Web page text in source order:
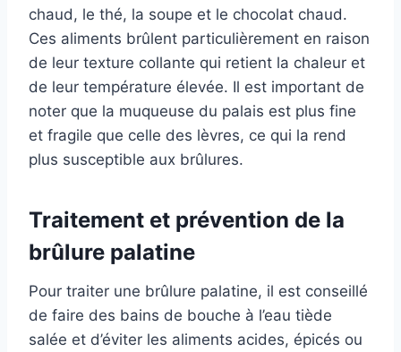
chaud, le thé, la soupe et le chocolat chaud.
Ces aliments brûlent particulièrement en raison
de leur texture collante qui retient la chaleur et
de leur température élevée. Il est important de
noter que la muqueuse du palais est plus fine
et fragile que celle des lèvres, ce qui la rend
plus susceptible aux brûlures.
Traitement et prévention de la
brûlure palatine
Pour traiter une brûlure palatine, il est conseillé
de faire des bains de bouche à l’eau tiède
salée et d’éviter les aliments acides, épicés ou